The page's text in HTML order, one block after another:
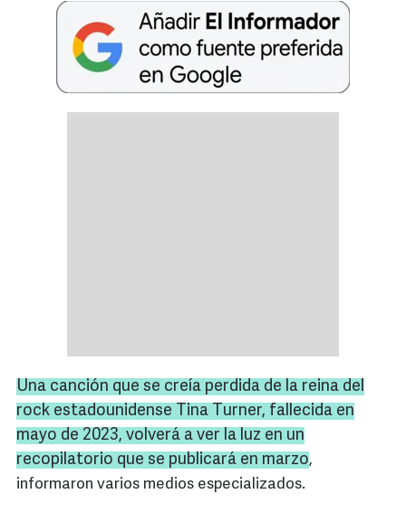
Una canción que se creía perdida de la reina del
rock estadounidense Tina Turner, fallecida en
mayo de 2023, volverá a ver la luz en un
recopilatorio que se publicará en marzo,
informaron varios medios especializados.